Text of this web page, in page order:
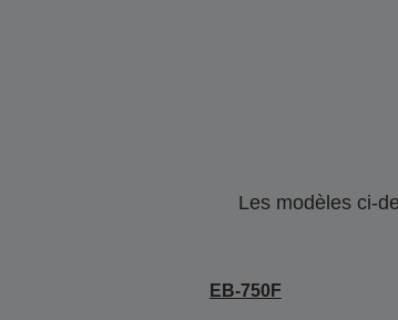
Les modèles ci-
EB-750F